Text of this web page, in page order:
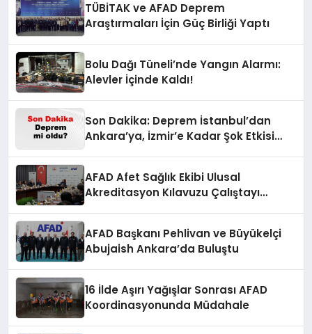
TÜBİTAK ve AFAD Deprem
Araştırmaları İçin Güç Birliği Yaptı
Bolu Dağı Tüneli’nde Yangın Alarmı:
Alevler İçinde Kaldı!
Son Dakika: Deprem İstanbul’dan
Ankara’ya, İzmir’e Kadar Şok Etkisi
AFAD Afet Sağlık Ekibi Ulusal
Akreditasyon Kılavuzu Çalıştayı
AFAD Başkanı Pehlivan ve Büyükelçi
Abujaish Ankara’da Buluştu
16 İlde Aşırı Yağışlar Sonrası AFAD
Koordinasyonunda Müdahale